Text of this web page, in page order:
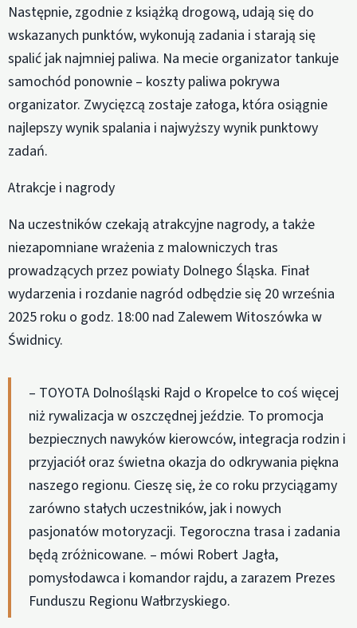
Następnie, zgodnie z książką drogową, udają się do
wskazanych punktów, wykonują zadania i starają się
spalić jak najmniej paliwa. Na mecie organizator tankuje
samochód ponownie – koszty paliwa pokrywa
organizator. Zwycięzcą zostaje załoga, która osiągnie
najlepszy wynik spalania i najwyższy wynik punktowy
zadań.
Atrakcje i nagrody
Na uczestników czekają atrakcyjne nagrody, a także
niezapomniane wrażenia z malowniczych tras
prowadzących przez powiaty Dolnego Śląska. Finał
wydarzenia i rozdanie nagród odbędzie się 20 września
2025 roku o godz. 18:00 nad Zalewem Witoszówka w
Świdnicy.
– TOYOTA Dolnośląski Rajd o Kropelce to coś więcej
niż rywalizacja w oszczędnej jeździe. To promocja
bezpiecznych nawyków kierowców, integracja rodzin i
przyjaciół oraz świetna okazja do odkrywania piękna
naszego regionu. Cieszę się, że co roku przyciągamy
zarówno stałych uczestników, jak i nowych
pasjonatów motoryzacji. Tegoroczna trasa i zadania
będą zróżnicowane. – mówi Robert Jagła,
pomysłodawca i komandor rajdu, a zarazem Prezes
Funduszu Regionu Wałbrzyskiego.